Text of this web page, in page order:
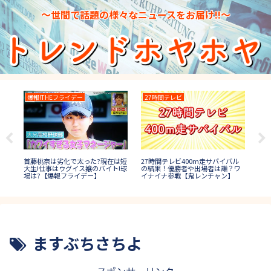
～世間で話題の様々なニュースをお届け!!～
爆報!THEフライデー
首藤桃奈は劣化で太った?現在は短
大生!仕事はウグイス嬢のバイト!球
場は?【爆報フライデー】
27時間テレビ
27時間テレビ400m走サバイバル
の結果！優勝者や出場者は誰？ワ
イナイナ参戦【鬼レンチャン】
ますぶちさちよ